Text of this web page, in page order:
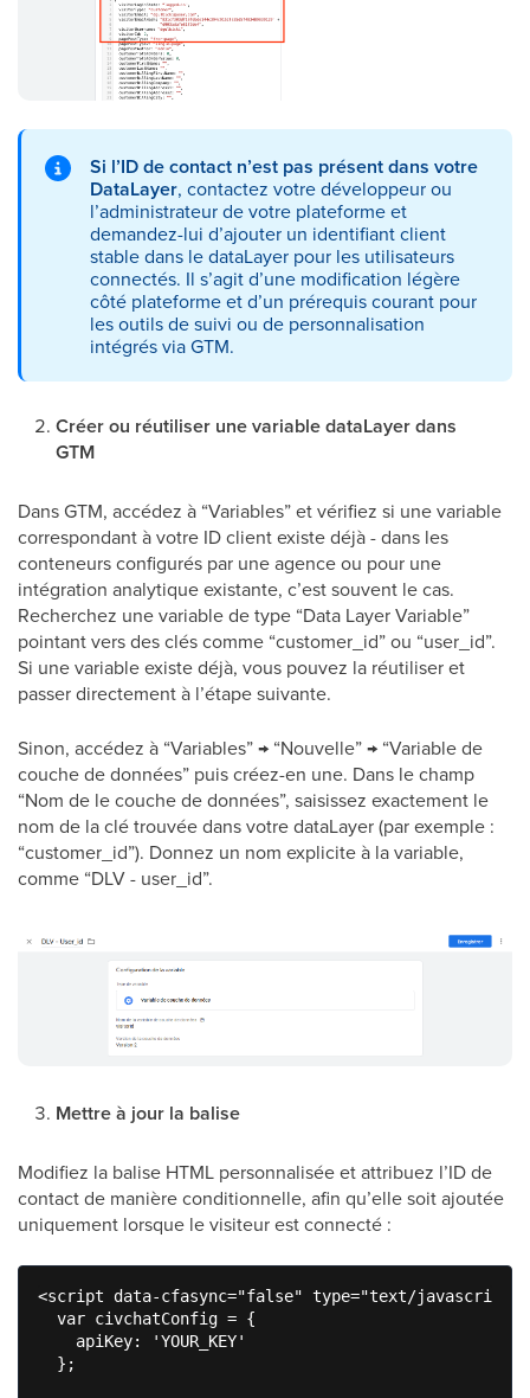
Si l’ID de contact n’est pas présent dans votre
DataLayer, contactez votre développeur ou
l’administrateur de votre plateforme et
demandez-lui d’ajouter un identifiant client
stable dans le dataLayer pour les utilisateurs
connectés. Il s’agit d’une modification légère
côté plateforme et d’un prérequis courant pour
les outils de suivi ou de personnalisation
intégrés via GTM.
Créer ou réutiliser une variable dataLayer dans
GTM
Dans GTM, accédez à “Variables” et vérifiez si une variable
correspondant à votre ID client existe déjà - dans les
conteneurs configurés par une agence ou pour une
intégration analytique existante, c’est souvent le cas.
Recherchez une variable de type “Data Layer Variable”
pointant vers des clés comme “customer_id” ou “user_id”.
Si une variable existe déjà, vous pouvez la réutiliser et
passer directement à l’étape suivante.
Sinon, accédez à “Variables” → “Nouvelle” → “Variable de
couche de données” puis créez-en une. Dans le champ
“Nom de le couche de données”, saisissez exactement le
nom de la clé trouvée dans votre dataLayer (par exemple :
“customer_id”). Donnez un nom explicite à la variable,
comme “DLV - user_id”.
Mettre à jour la balise
Modifiez la balise HTML personnalisée et attribuez l’ID de
contact de manière conditionnelle, afin qu’elle soit ajoutée
uniquement lorsque le visiteur est connecté :
<script data-cfasync="false" type="text/javascript">
  var civchatConfig = {
    apiKey: 'YOUR_KEY'
  };